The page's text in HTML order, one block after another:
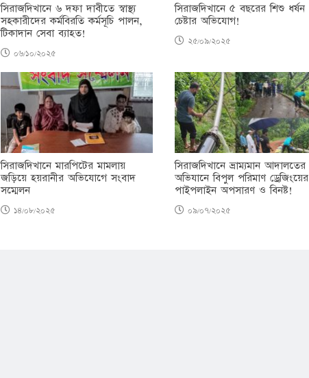
সিরাজদিখানে ৬ দফা দাবীতে স্বাস্থ্য
সহকারীদের কর্মবিরতি কর্মসূচি পালন,
টিকাদান সেবা ব্যাহত!
০৬/১০/২০২৫
সিরাজদিখানে ৫ বছরের শিশু ধর্ষন
চেষ্টার অভিযোগ!
২৫/০৯/২০২৫
সিরাজদিখানে মারপিটের মামলায়
জড়িয়ে হয়রানীর অভিযোগে সংবাদ
সম্মেলন
১৪/০৮/২০২৫
সিরাজদিখানে ভ্রাম্যমান আদালতের
অভিযানে বিপুল পরিমাণ ড্রেজিংয়ের
পাইপলাইন অপসারণ ও বিনষ্ট!
০৯/০৭/২০২৫